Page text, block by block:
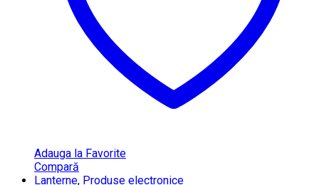
Adauga la Favorite
Compară
Lanterne, Produse electronice